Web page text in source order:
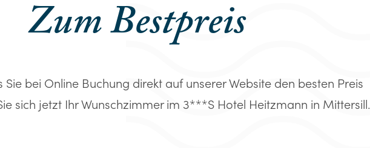
Zum Bestpreis
Sie bei Online Buchung direkt auf unserer Website den besten Preis
sich jetzt Ihr Wunschzimmer im 3***S Hotel Heitzmann in Mittersill.